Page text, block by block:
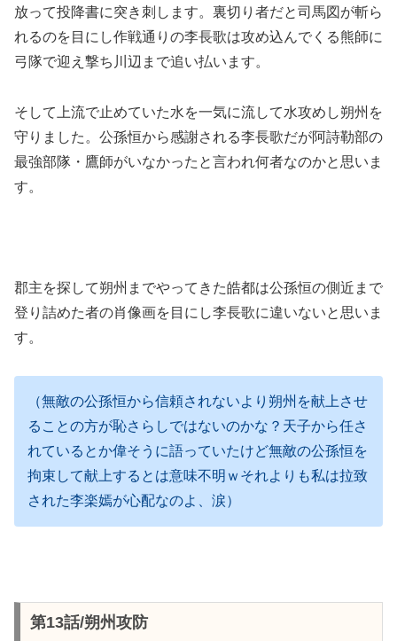
放って投降書に突き刺します。裏切り者だと司馬図が斬ら
れるのを目にし作戦通りの李長歌は攻め込んでくる熊師に
弓隊で迎え撃ち川辺まで追い払います。
そして上流で止めていた水を一気に流して水攻めし朔州を
守りました。公孫恒から感謝される李長歌だが阿詩勒部の
最強部隊・鷹師がいなかったと言われ何者なのかと思いま
す。
郡主を探して朔州までやってきた皓都は公孫恒の側近まで
登り詰めた者の肖像画を目にし李長歌に違いないと思いま
す。
（無敵の公孫恒から信頼されないより朔州を献上させ
ることの方が恥さらしではないのかな？天子から任さ
れているとか偉そうに語っていたけど無敵の公孫恒を
拘束して献上するとは意味不明ｗそれよりも私は拉致
された李楽嫣が心配なのよ、涙）
第13話/朔州攻防